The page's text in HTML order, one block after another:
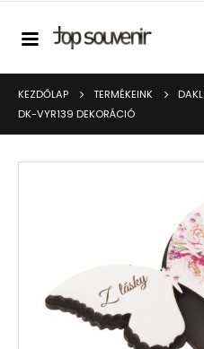
KEZDŐLAP TERMÉKEINK
DK-VYR139 DEKORÁCIÓ